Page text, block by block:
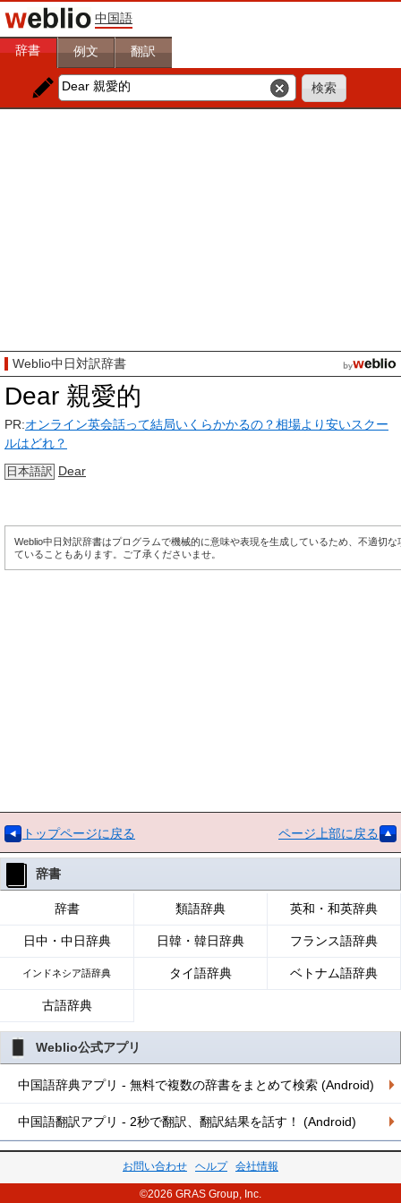
中国語
辞書 例文 翻訳
Weblio中日対訳辞書
Dear 親愛的
PR:オンライン英会話って結局いくらかかるの？相場より安いスクー
ルはどれ？
日本語訳 Dear
Weblio中日対訳辞書はプログラムで機械的に意味や表現を生成しているため、不適切な
ていることもあります。ご了承くださいませ。
トップページに戻る ページ上部に戻る
辞書
辞書 類語辞典 英和・和英辞典
日中・中日辞典 日韓・韓日辞典 フランス語辞典
インドネシア語辞典 タイ語辞典 ベトナム語辞典
古語辞典
Weblio公式アプリ
中国語辞典アプリ - 無料で複数の辞書をまとめて検索 (Android)
中国語翻訳アプリ - 2秒で翻訳、翻訳結果を話す！ (Android)
お問い合わせ ヘルプ 会社情報
©2026 GRAS Group, Inc.